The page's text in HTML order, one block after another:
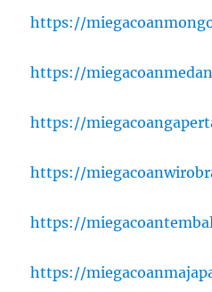
https://
https://
https://
https://
https://
https://